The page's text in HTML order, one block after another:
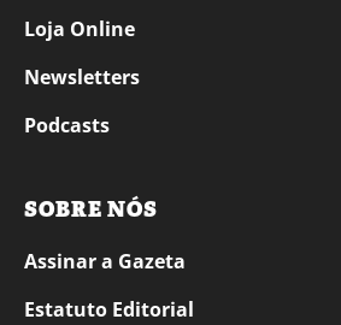
Loja Online
Newsletters
Podcasts
SOBRE NÓS
Assinar a Gazeta
Estatuto Editorial